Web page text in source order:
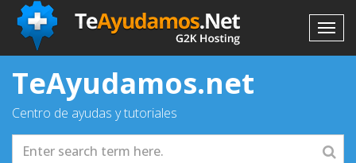
TeAyudamos.net
Centro de ayudas y tutoriales